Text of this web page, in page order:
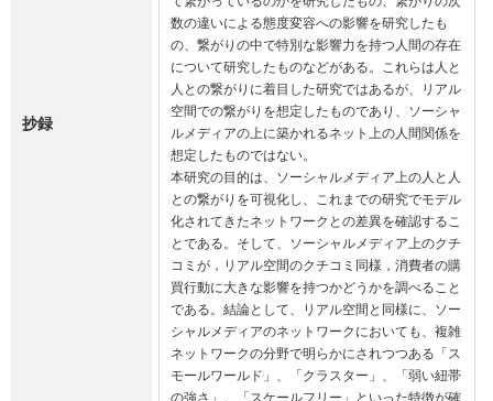
抄録
数の違いによる態度変容への影響を研究したも
の、繋がりの中で特別な影響力を持つ人間の存在
について研究したものなどがある。これらは人と
人との繋がりに着目した研究ではあるが、リアル
空間での繋がりを想定したものであり、ソーシャ
ルメディアの上に築かれるネット上の人間関係を
想定したものではない。
本研究の目的は、ソーシャルメディア上の人と人
との繋がりを可視化し、これまでの研究でモデル
化されてきたネットワークとの差異を確認するこ
とである。そして、ソーシャルメディア上のクチ
コミが，リアル空間のクチコミ同様，消費者の購
買行動に大きな影響を持つかどうかを調べること
である。結論として、リアル空間と同様に、ソー
シャルメディアのネットワークにおいても、複雑
ネットワークの分野で明らかにされつつある「ス
モールワールド」、「クラスター」、「弱い紐帯
の強さ」、「スケールフリー」といった特徴が確